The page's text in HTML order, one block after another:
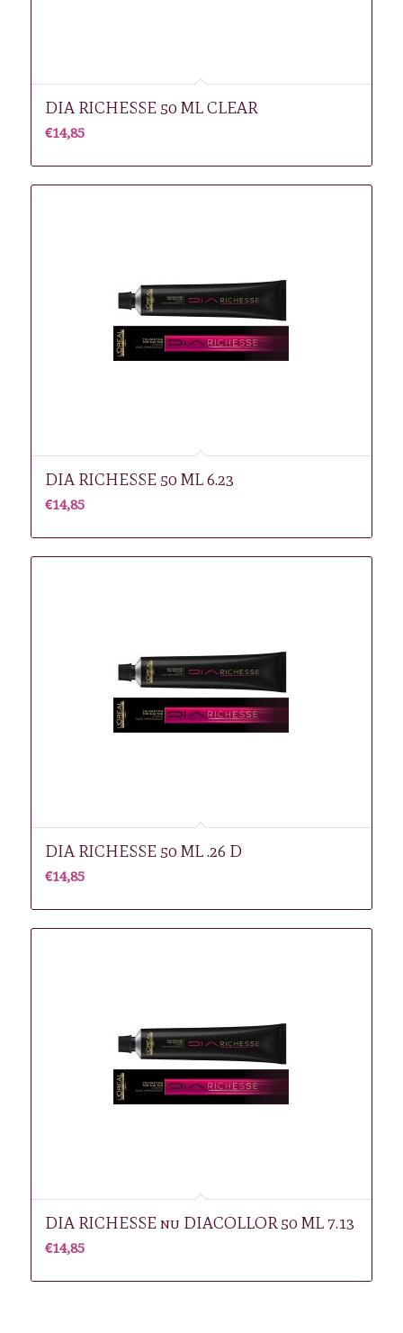
DIA RICHESSE 50 ML CLEAR
€14,85
DIA RICHESSE 50 ML 6.23
€14,85
DIA RICHESSE 50 ML .26 D
€14,85
DIA RICHESSE nu DIACOLLOR 50 ML 7.13
€14,85